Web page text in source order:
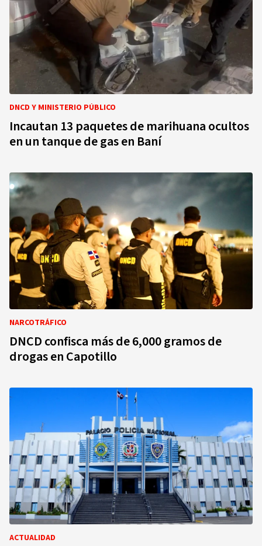
DNCD Y MINISTERIO PÚBLICO
Incautan 13 paquetes de marihuana ocultos
en un tanque de gas en Baní
NARCOTRÁFICO
DNCD confisca más de 6,000 gramos de
drogas en Capotillo
ACTUALIDAD